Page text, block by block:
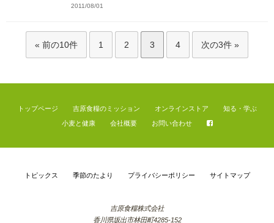
2011/08/01
« 前の10件 1 2 3 4 次の3件 »
トップページ 吉原食糧のミッション オンラインストア
知る・学ぶ
小麦と健康
会社概要 お問い合わせ
トピックス 季節のたより プライバシーポリシー サイトマップ
吉原食糧株式会社
香川県坂出市林田町4285-152